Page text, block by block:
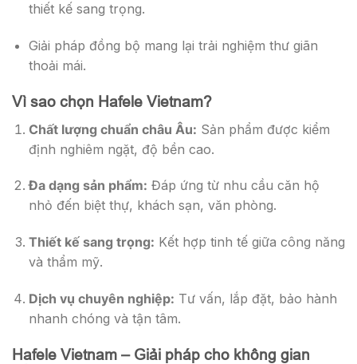
thiết kế sang trọng.
Giải pháp đồng bộ mang lại trải nghiệm thư giãn
thoải mái.
Vì sao chọn Hafele Vietnam?
Chất lượng chuẩn châu Âu: Sản phẩm được kiểm
định nghiêm ngặt, độ bền cao.
Đa dạng sản phẩm: Đáp ứng từ nhu cầu căn hộ
nhỏ đến biệt thự, khách sạn, văn phòng.
Thiết kế sang trọng: Kết hợp tinh tế giữa công năng
và thẩm mỹ.
Dịch vụ chuyên nghiệp: Tư vấn, lắp đặt, bảo hành
nhanh chóng và tận tâm.
Hafele Vietnam – Giải pháp cho không gian